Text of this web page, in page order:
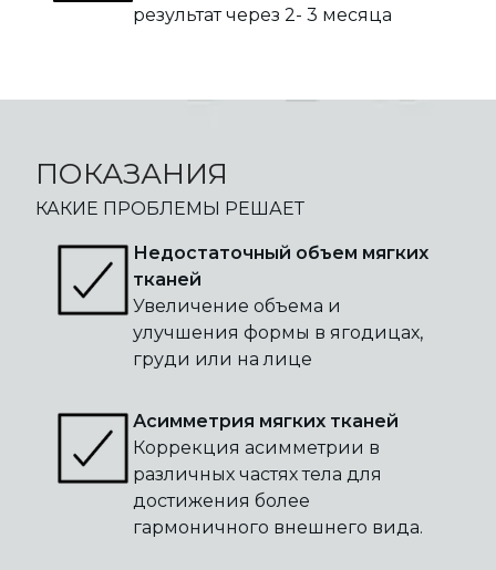
результат через 2- 3 месяца
ПОКАЗАНИЯ
КАКИЕ ПРОБЛЕМЫ РЕШАЕТ
Недостаточный объем мягких
тканей
Увеличение объема и
улучшения формы в ягодицах,
груди или на лице
Асимметрия мягких тканей
Коррекция асимметрии в
различных частях тела для
достижения более
гармоничного внешнего вида.